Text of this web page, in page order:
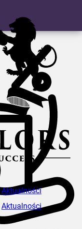
Aktualności
Aktualności